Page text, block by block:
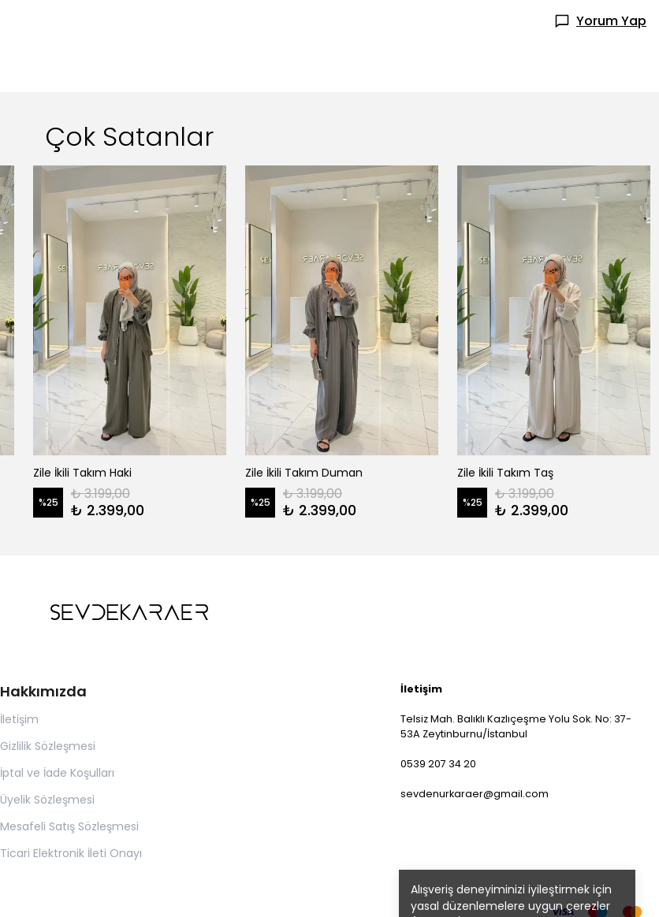
Alışveriş deneyiminizi iyileştirmek için
yasal düzenlemelere uygun çerezler
Yorum Yap
Çok Satanlar
Zile İkili Takım Haki
%25 ₺ 3.199,00
₺ 2.399,00
Zile İkili Takım Duman
%25 ₺ 3.199,00
₺ 2.399,00
Zile İkili Takım Taş
%25 ₺ 3.199,00
₺ 2.399,00
Hakkımızda
İletişim
Gizlilik Sözleşmesi
İptal ve İade Koşulları
Üyelik Sözleşmesi
Mesafeli Satış Sözleşmesi
Ticari Elektronik İleti Onayı
İletişim
Telsiz Mah. Balıklı Kazlıçeşme Yolu Sok. No: 37-
53A Zeytinburnu/İstanbul
0539 207 34 20
sevdenurkaraer@gmail.com